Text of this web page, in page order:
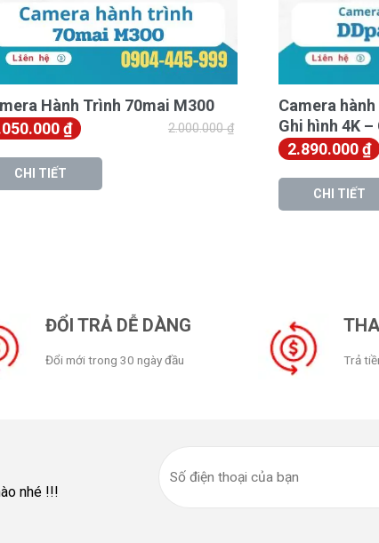
Ghi Hình Siêu Nét 2.5K
lượng hình ảnh vượt trội với độ phân giải thực 2.5K
nét hơn 1.78 lần so với chuẩn Full HD thông
xe, biển báo giao thông luôn được ghi lại rõ ràng,
Hành Trình 70mai M300
₫ 2.000.000₫
CHI TIẾT
Camera
Ghi hình 4K
2.890.000₫
CHI TIẾT
ĐỔI TRẢ DỄ DÀNG
Đổi mới trong 30 ngày đầu Trả
nhé !!!